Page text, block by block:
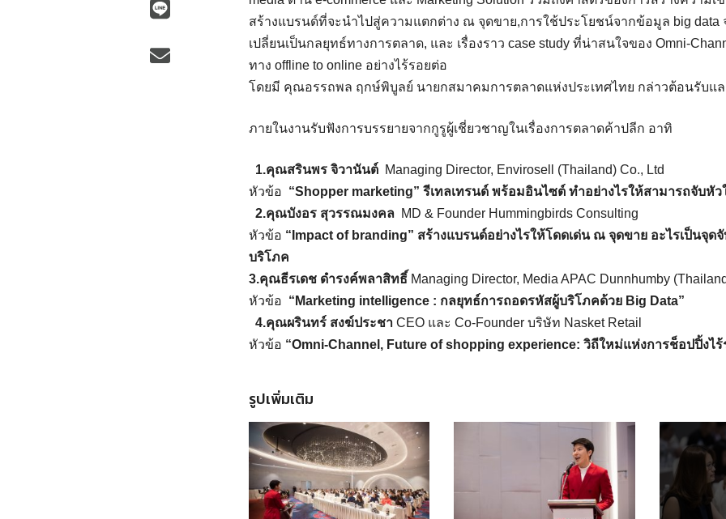
สร้างแบรนด์ที่จะนำไปสู่ความแตกต่าง ณ จุดขาย,การใช้ประโยชน์จากข้อมูล big
เปลี่ยนเป็นกลยุทธ์ทางการตลาด, และ เรื่องราว case study ที่น่าสนใจของ Omni-
ทาง offline to online อย่างไร้รอยต่อ
โดยมี คุณอรรถพล ฤกษ์พิบูลย์ นายกสมาคมการตลาดแห่งประเทศไทย กล่าวต้อนรับแล
ภายในงานรับฟังการบรรยายจากกูรูผู้เชี่ยวชาญในเรื่องการตลาดค้าปลีก อาทิ
1.คุณสรินพร จิวานันต์ Managing Director, Envirosell (Thailand) Co., Ltd
หัวข้อ “Shopper marketing” รีเทลเทรนด์ พร้อมอินไซต์ ทำอย่างไรให้สามารถจับหัว
2.คุณบังอร สุวรรณมงคล MD & Founder Hummingbirds Consulting
หัวข้อ “Impact of branding” สร้างแบรนด์อย่างไรให้โดดเด่น ณ จุดขาย อะไรเป็นจุด
บริโภค
3.คุณธีรเดช ดำรงค์พลาสิทธิ์ Managing Director, Media APAC Dunnhumby
หัวข้อ “Marketing intelligence : กลยุทธ์การถอดรหัสผู้บริโภคด้วย Big Data”
4.คุณผรินทร์ สงฆ์ประชา CEO และ Co-Founder บริษัท Nasket Retail
หัวข้อ “Omni-Channel, Future of shopping experience: วิถีใหม่แห่งการช็อปปิ้งไ
รูปเพิ่มเติม